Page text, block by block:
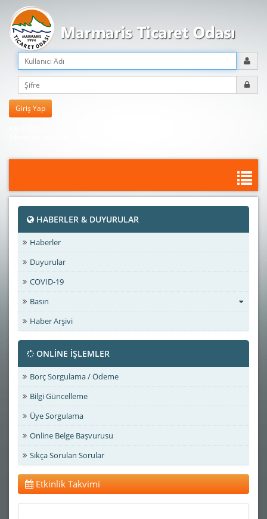
HABERLER & DUYURULAR
Haberler
Duyurular
COVID-19
Basın
Haber Arşivi
ONLİNE İŞLEMLER
Borç Sorgulama / Ödeme
Bilgi Güncelleme
Üye Sorgulama
Online Belge Başvurusu
Sıkça Sorulan Sorular
Etkinlik Takvimi